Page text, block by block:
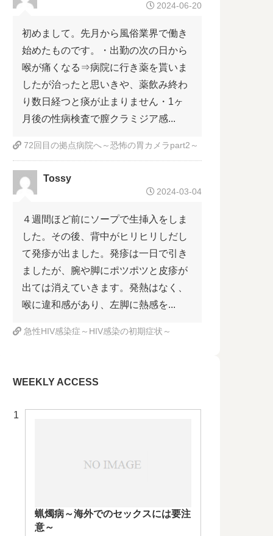
2024-06-20
初めまして。先月から風俗業界で働き
始めたものです。・出勤の次の日から
喉が痛くなる⇒病院に行き薬を貰いま
したが治ったと思いきや、薬飲み終わ
り数日経つと痰が止まりません・1ヶ
月後の性病検査で膣クラミジア感...
72回目の拠点病院へ～恐怖の胃カメラpart2～
Tossy
2024-03-04
４週間ほど前にソープで生挿入をしま
した。その後、背中がヒリヒリしだし
て発疹が出ました。発疹は一日で引き
ましたが、腕や脚にポツポツと皮疹が
出ては消えていきます。発熱はなく、
喉に違和感があり、左脚に熱感を...
急性HIV感染症～HIV感染の初期症状～
WEEKLY ACCESS
蝋燭病～海外でのセックスには要注
意～